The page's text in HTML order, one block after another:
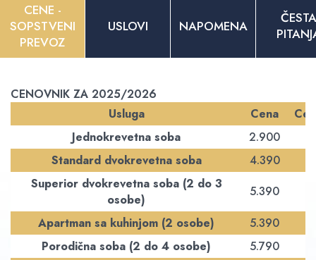
CENE -
SOPSTVENI
PREVOZ
USLOVI NAPOMENA
ČESTA
CENOVNIK ZA 2025/2026
Usluga
Cena
Jednokrevetna soba
2.900
Standard dvokrevetna soba
4.390
Superior dvokrevetna soba (2 do 3
osobe)
5.390
Apartman sa kuhinjom (2 osobe)
5.390
Porodična soba (2 do 4 osobe)
5.790